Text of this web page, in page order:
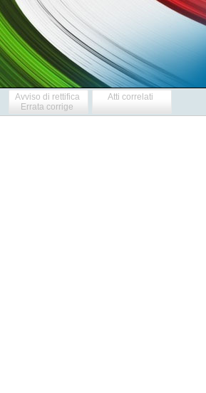
Avviso di rettifica
Errata corrige
Atti correlati